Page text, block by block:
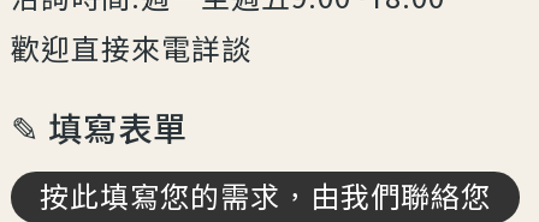
歡迎直接來電詳談
✎ 填寫表單
按此填寫您的需求，由我們聯絡您